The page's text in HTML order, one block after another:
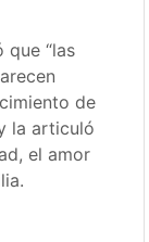
que “las
de
la articuló
el amor